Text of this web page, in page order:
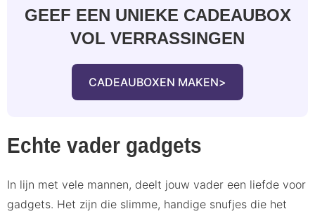
GEEF EEN UNIEKE CADEAUBOX
VOL VERRASSINGEN
CADEAUBOXEN MAKEN
Echte vader gadgets
In lijn met vele mannen, deelt jouw vader een liefde voor
gadgets. Het zijn die slimme, handige snufjes die het